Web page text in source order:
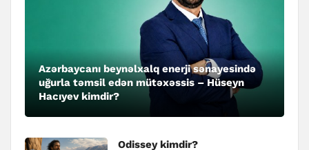
Azərbaycanı beynəlxalq enerji sənayesində
uğurla təmsil edən mütəxəssis – Hüseyn
Hacıyev kimdir?
Odissey kimdir?